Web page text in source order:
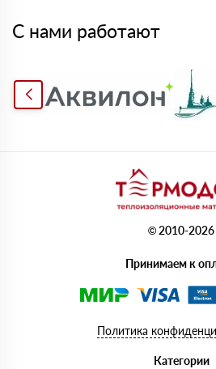
С нами работают
© 2010-2026
Принимаем к
Политика
Категории